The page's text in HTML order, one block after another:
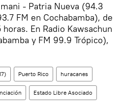
- Patria Nueva (94.3
FM en Cochabamba), de
En Radio Kawsachun
y FM 99.9 Trópico),
Puerto Rico huracanes
Estado Libre Asociado